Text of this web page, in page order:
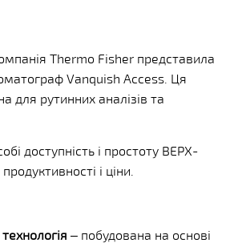
Thermo Fisher представила
Vanquish Access. Ця
для рутинних аналізів та
доступність і простоту ВЕРХ-
і ціни.
– побудована на основі